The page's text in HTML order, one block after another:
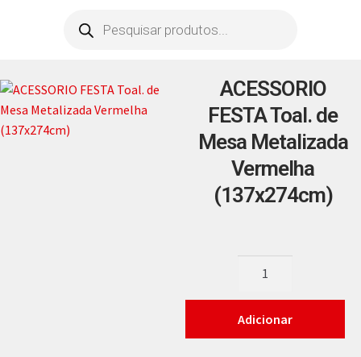
ACESSORIO
FESTA Toal. de
Mesa Metalizada
Vermelha
(137x274cm)
Adicionar